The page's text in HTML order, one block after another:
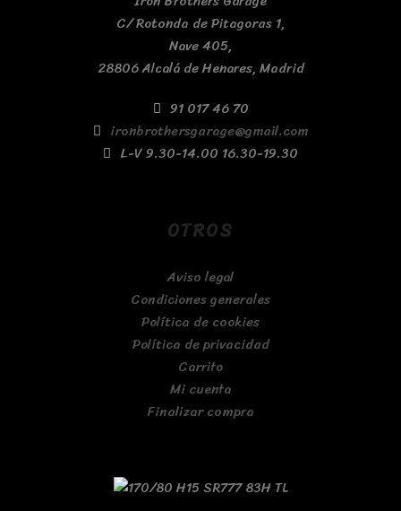
C/ Rotonda de Pitagoras 1,
Nave 405,
28806 Alcalá de Henares, Madrid
91 017 46 70
ironbrothersgarage@gmail.com
L-V 9.30-14.00 16.30-19.30
OTROS
Aviso legal
Condiciones generales
Política de cookies
Política de privacidad
Carrito
Mi cuenta
Finalizar compra